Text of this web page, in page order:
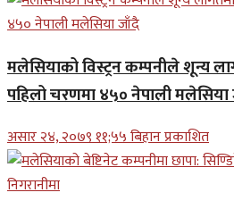
मलेसियाको विस्ट्रन कम्पनीले शून्य
पहिलो चरणमा ४५० नेपाली
असार २४, २०७९ ११;५५ बिहान प्रकाशित